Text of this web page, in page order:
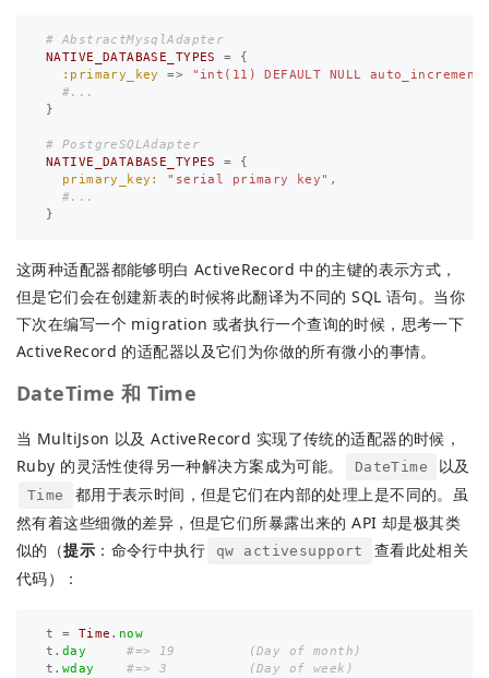
# AbstractMysqlAdapter
NATIVE_DATABASE_TYPES
=
{
:primary_key
=>
"int(11) DEFAULT NULL auto_increment
#...
}
# PostgreSQLAdapter
NATIVE_DATABASE_TYPES
=
{
primary_key: "serial primary key" ,
#...
}
这两种适配器都能够明白 ActiveRecord 中的主键的表示方式，
但是它们会在创建新表的时候将此翻译为不同的 SQL 语句。当你
下次在编写一个 migration 或者执行一个查询的时候，思考一下
ActiveRecord 的适配器以及它们为你做的所有微小的事情。
DateTime 和 Time
当 MultiJson 以及 ActiveRecord 实现了传统的适配器的时候，
Ruby 的灵活性使得另一种解决方案成为可能。
DateTime 以及
Time
都用于表示时间，但是它们在内部的处理上是不同的。虽
然有着这些细微的差异，但是它们所暴露出来的 API 却是极其类
似的（提示 ：命令行中执行 qw activesupport
查看此处相关
代码）：
t = Time . now
t . day
#=> 19         (Day of month)
t . wday
#=> 3          (Day of week)